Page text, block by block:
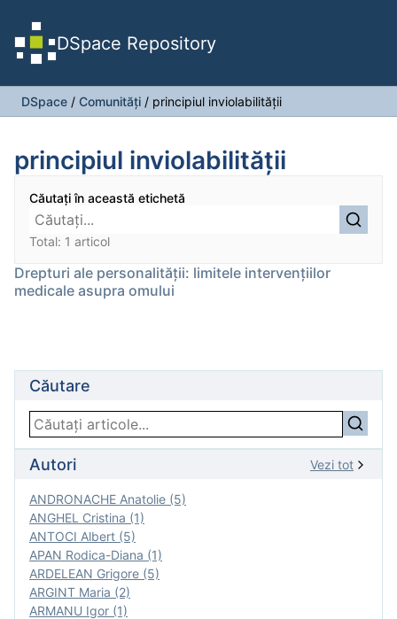
DSpace Repository
DSpace / Comunități / principiul inviolabilității
principiul inviolabilității
Căutați în această etichetă
Total: 1 articol
Drepturi ale personalității: limitele intervențiilor
medicale asupra omului
Căutare
Autori Vezi tot
ANDRONACHE Anatolie (5)
ANGHEL Cristina (1)
ANTOCI Albert (5)
APAN Rodica-Diana (1)
ARDELEAN Grigore (5)
ARGINT Maria (2)
ARMANU Igor (1)